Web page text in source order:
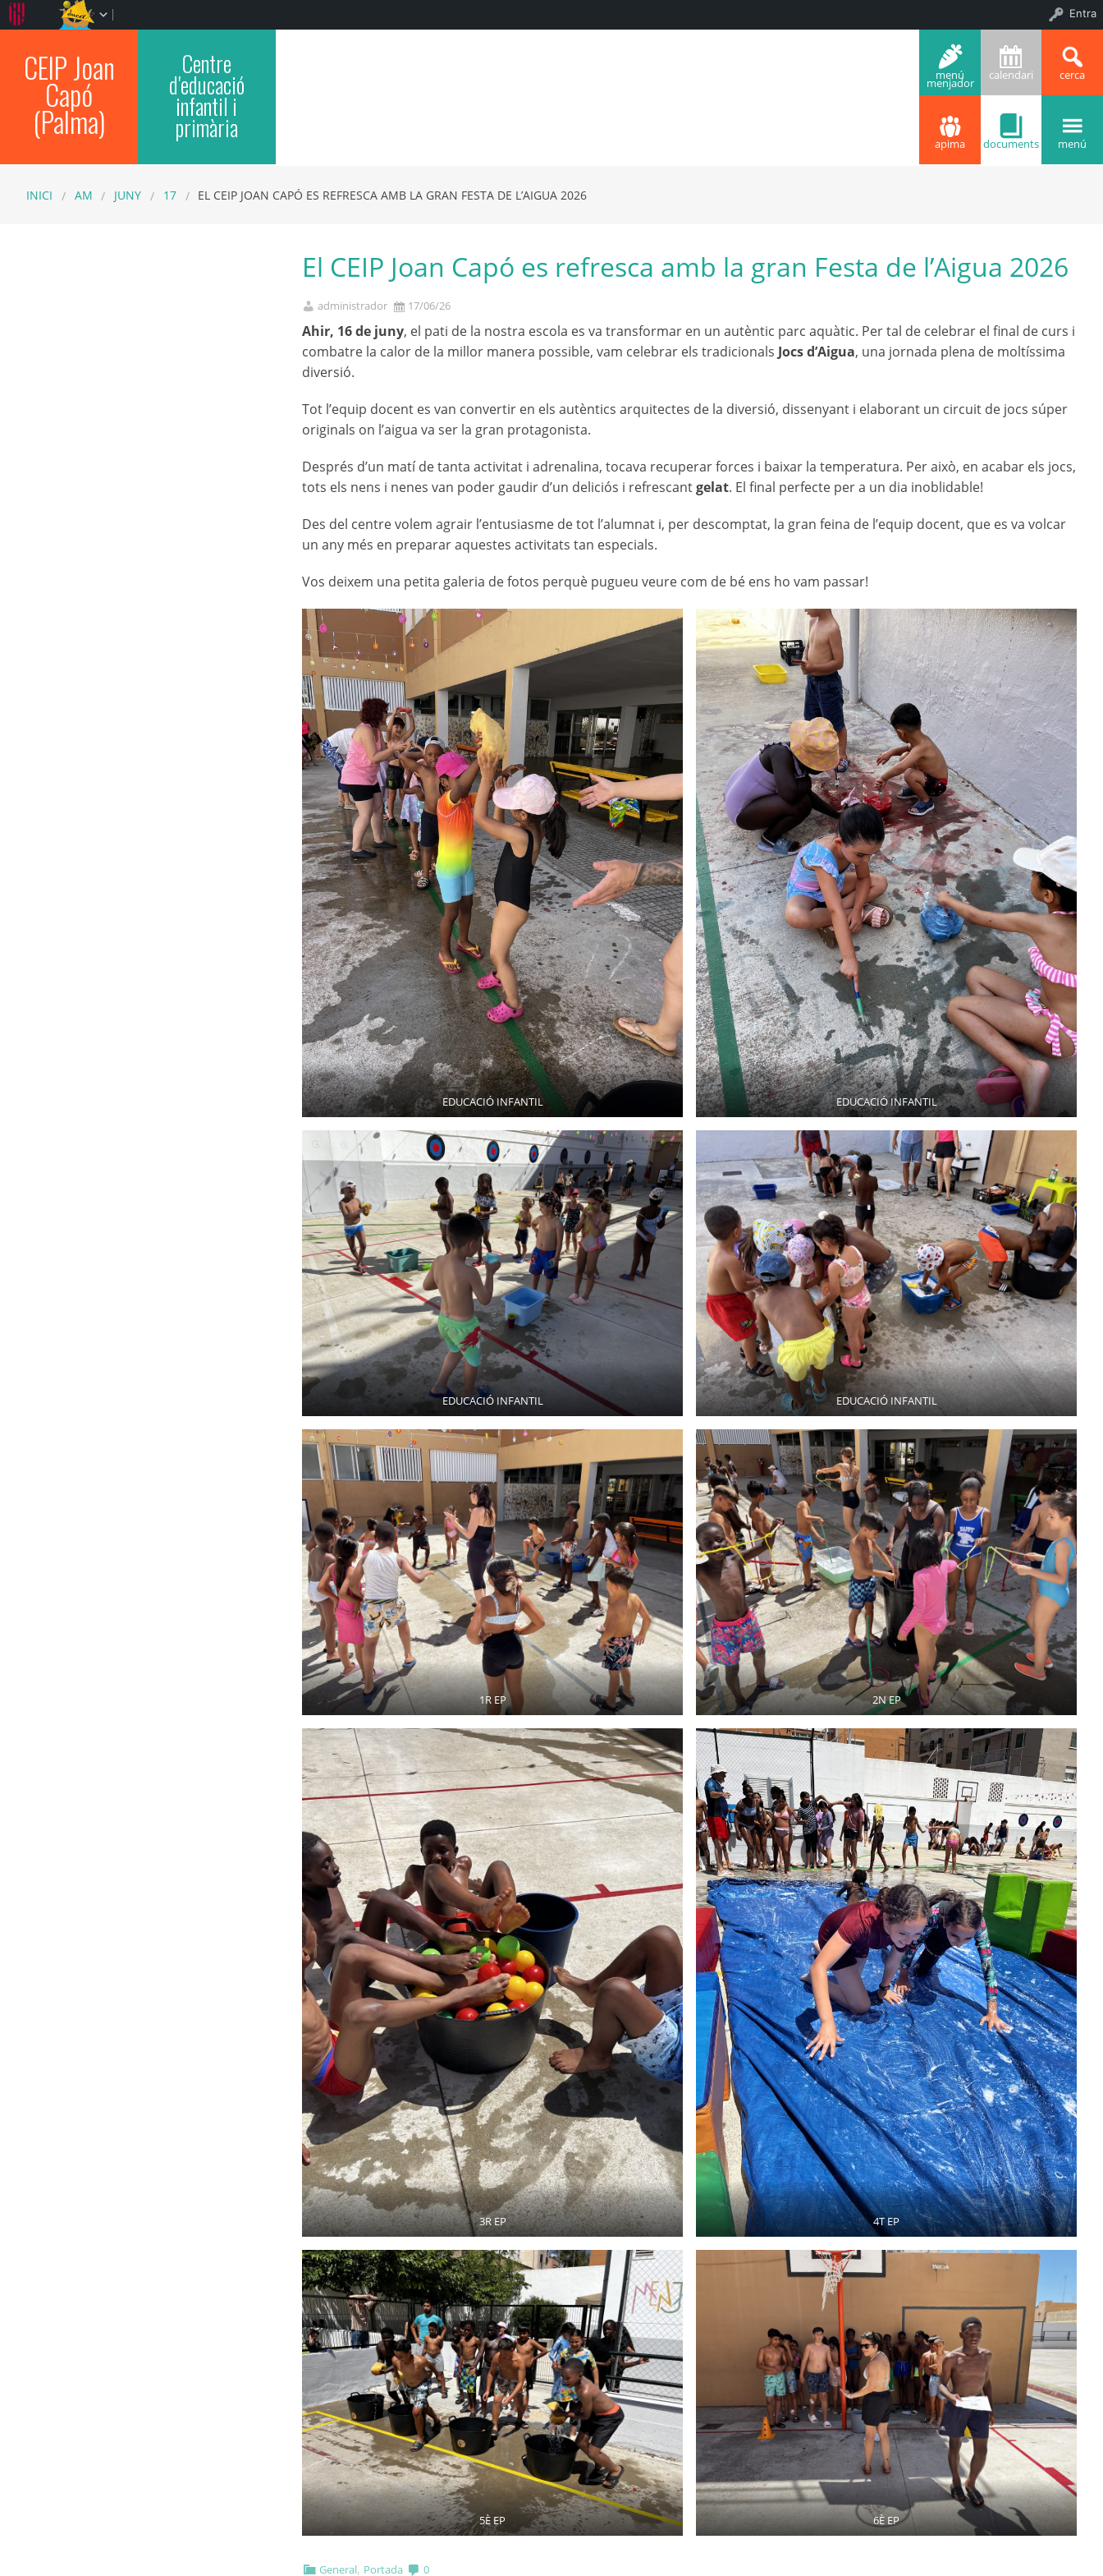
CEIP Joan
Capó
(Palma)
Centre
d'educació
infantil i
primària
menú
menjador
calendari cerca
apima documents menú
INICI AM JUNY 17 EL CEIP JOAN CAPÓ ES REFRESCA AMB LA GRAN FESTA DE L’AIGUA 2026
El CEIP Joan Capó es refresca amb la gran Festa de l’Aigua 2026
administrador 17/06/26
Ahir, 16 de juny, el pati de la nostra escola es va transformar en un autèntic parc aquàtic. Per tal de celebrar el final de curs i
combatre la calor de la millor manera possible, vam celebrar els tradicionals Jocs d’Aigua, una jornada plena de moltíssima
diversió.
Tot l’equip docent es van convertir en els autèntics arquitectes de la diversió, dissenyant i elaborant un circuit de jocs súper
originals on l’aigua va ser la gran protagonista.
Després d’un matí de tanta activitat i adrenalina, tocava recuperar forces i baixar la temperatura. Per això, en acabar els jocs,
tots els nens i nenes van poder gaudir d’un deliciós i refrescantgelat. El final perfecte per a un dia inoblidable!
Des del centre volem agrair l’entusiasme de tot l’alumnat i, per descomptat, la gran feina de l’equip docent, que es va volcar
un any més en preparar aquestes activitats tan especials.
Vos deixem una petita galeria de fotos perquè pugueu veure com de bé ens ho vam passar!
EDUCACIÓ INFANTIL EDUCACIÓ INFANTIL
EDUCACIÓ INFANTIL EDUCACIÓ INFANTIL
1R EP 2N EP
3R EP 4T EP
5È EP 6È EP
General, Portada 0
Entra